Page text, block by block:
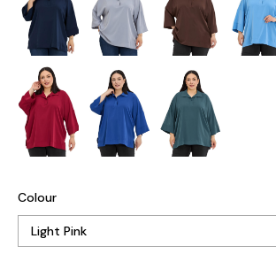
Colour